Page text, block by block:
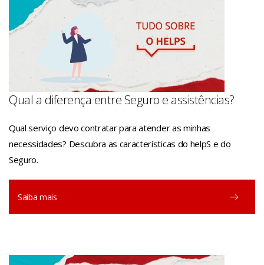
Manual helpS Auto+
Manual helpS Moto
Manual helpS Moto+
Qual a diferença entre Seguro e assistências?
Qual serviço devo contratar para atender as minhas
necessidades? Descubra as características do helpS e do
Seguro.
Saiba mais